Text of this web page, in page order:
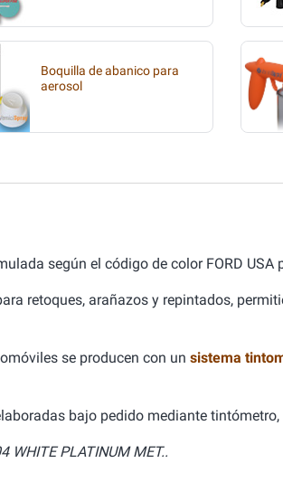
Boquilla de abanico para
aerosol
según el código de color FORD
retoques, arañazos y repintados,
se producen con un sistema
bajo pedido mediante
WHITE PLATINUM MET..